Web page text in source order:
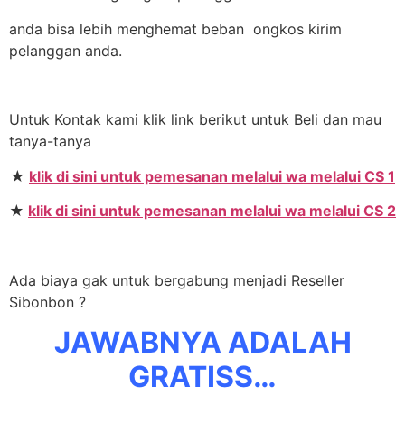
anda bisa lebih menghemat beban ongkos kirim
pelanggan anda.
Untuk Kontak kami klik link berikut untuk Beli dan mau
tanya-tanya
★ klik di sini untuk pemesanan melalui wa melalui CS 1
★ klik di sini untuk pemesanan melalui wa melalui CS 2
Ada biaya gak untuk bergabung menjadi Reseller
Sibonbon ?
JAWABNYA ADALAH
GRATISS…